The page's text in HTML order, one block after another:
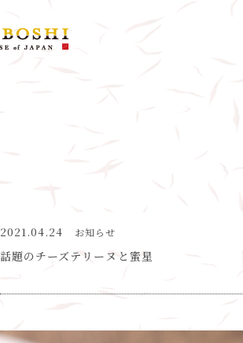
2021.04.24 お知らせ
話題のチーズテリーヌと蜜星